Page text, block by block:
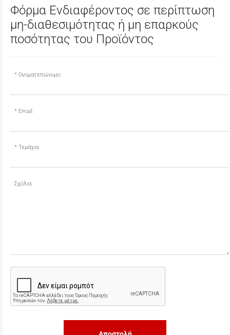
Φόρμα Ενδιαφέροντος σε περίπτωση
μη-διαθεσιμότητας ή μη επαρκούς
ποσότητας του Προϊόντος
Ονοματεπώνυμο:
Email:
Τεμάχια:
Σχόλια: